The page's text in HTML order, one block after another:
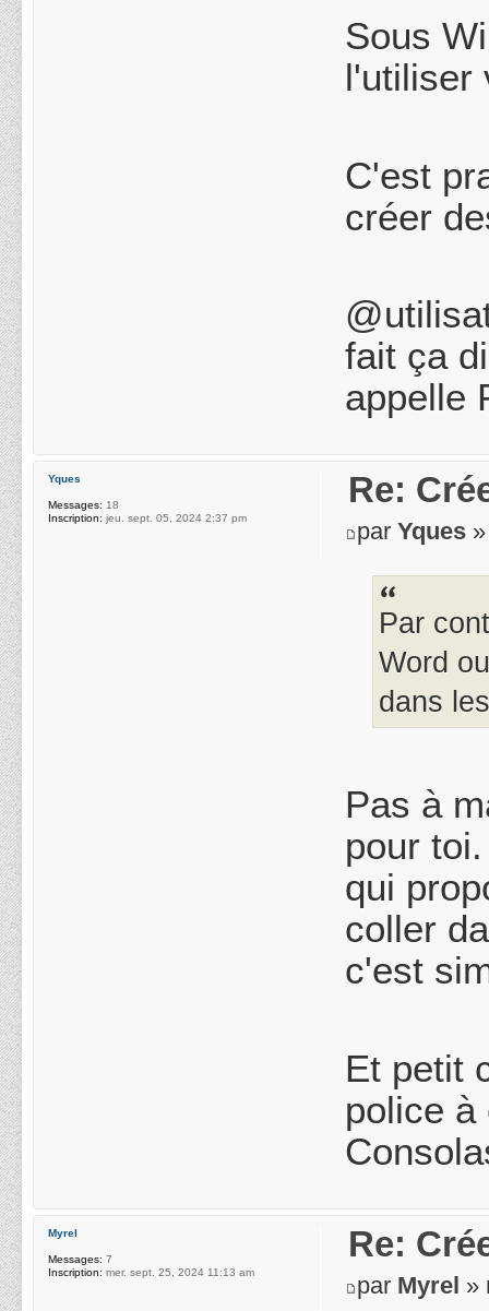
Sous
l'utiliser
C'est
créer
fait ça
appelle
Re:
parYques
Par
Word
dans
Pas à
pour
qui
coller
c'est
Et petit
police à
Yques
Messages: 18
Inscription: jeu. sept. 05, 2024 2:37 pm
Re:
par Myrel »
Myrel
Messages: 7
Inscription: mer. sept. 25, 2024 11:13 am